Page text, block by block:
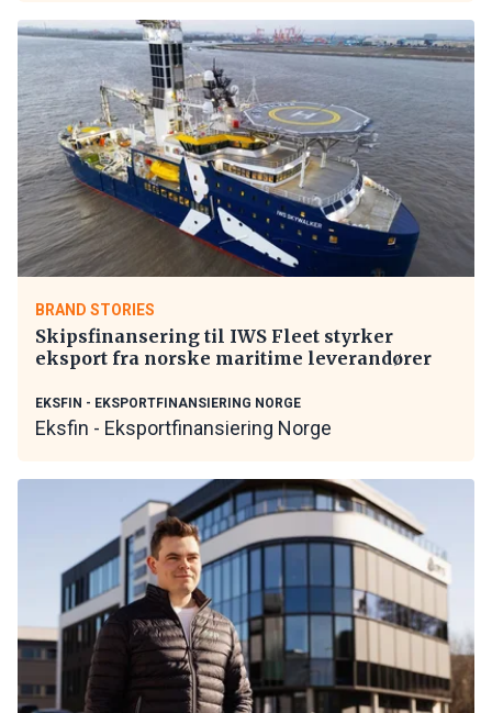
BRAND STORIES
Skipsfinansering til IWS Fleet styrker
eksport fra norske maritime leverandører
EKSFIN - EKSPORTFINANSIERING NORGE
Eksfin - Eksportfinansiering Norge